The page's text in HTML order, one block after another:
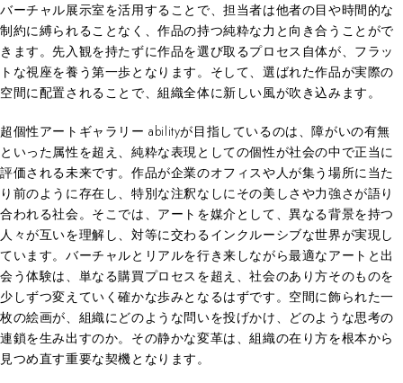
バーチャル展示室を活用することで、担当者は他者の目や時間的な
制約に縛られることなく、作品の持つ純粋な力と向き合うことがで
きます。先入観を持たずに作品を選び取るプロセス自体が、フラッ
トな視座を養う第一歩となります。そして、選ばれた作品が実際の
空間に配置されることで、組織全体に新しい風が吹き込みます。
超個性アートギャラリー abilityが目指しているのは、障がいの有無
といった属性を超え、純粋な表現としての個性が社会の中で正当に
評価される未来です。作品が企業のオフィスや人が集う場所に当た
り前のように存在し、特別な注釈なしにその美しさや力強さが語り
合われる社会。そこでは、アートを媒介として、異なる背景を持つ
人々が互いを理解し、対等に交わるインクルーシブな世界が実現し
ています。バーチャルとリアルを行き来しながら最適なアートと出
会う体験は、単なる購買プロセスを超え、社会のあり方そのものを
少しずつ変えていく確かな歩みとなるはずです。空間に飾られた一
枚の絵画が、組織にどのような問いを投げかけ、どのような思考の
連鎖を生み出すのか。その静かな変革は、組織の在り方を根本から
見つめ直す重要な契機となります。